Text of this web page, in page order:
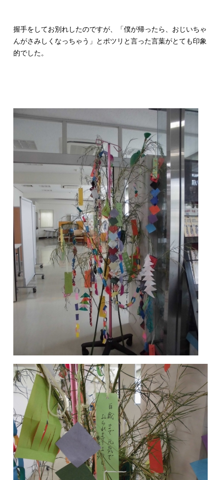
握手をしてお別れしたのですが、「僕が帰ったら、おじいちゃ
んがさみしくなっちゃう」とポツリと言った言葉がとても印象
的でした。